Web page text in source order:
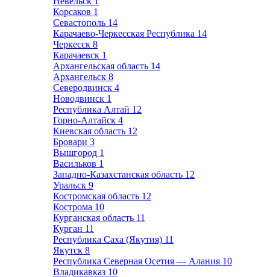
Корсаков 1
Севастополь 14
Карачаево-Черкесская Республика 14
Черкесск 8
Карачаевск 1
Архангельская область 14
Архангельск 8
Северодвинск 4
Новодвинск 1
Республика Алтай 12
Горно-Алтайск 4
Киевская область 12
Бровари 3
Вышгород 1
Васильков 1
Западно-Казахстанская область 12
Уральск 9
Костромская область 12
Кострома 10
Курганская область 11
Курган 11
Республика Саха (Якутия) 11
Якутск 8
Республика Северная Осетия — Алания 10
Владикавказ 10